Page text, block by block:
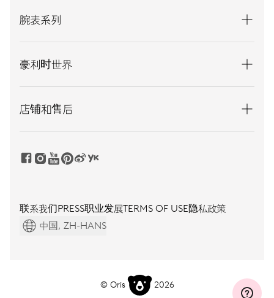
腕表系列
豪利时世界
店铺和售后
联系我们PRESS职业发展TERMS OF USE隐私政策
中国, ZH-HANS
© Oris 2026